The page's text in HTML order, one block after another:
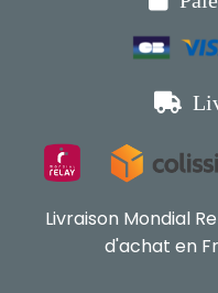

Livraison Mondial
d'achat en